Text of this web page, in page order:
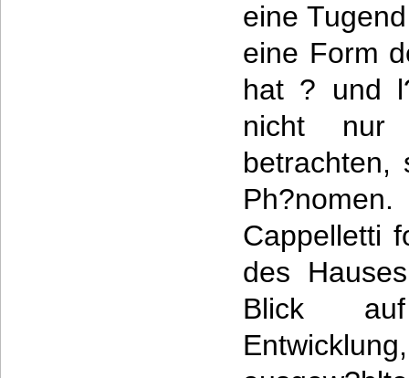
eine
eine Form
hat ? und
nicht nur
betrachten,
Cappelletti
des
Blick